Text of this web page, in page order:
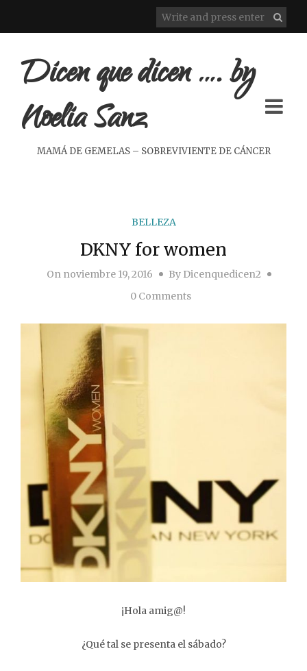
Dicen que dicen …. by
Noelia Sanz
MAMÁ DE GEMELAS – SOBREVIVIENTE DE CÁNCER
BELLEZA
DKNY for women
Onnoviembre 19, 2016 By Dicenquedicen2
0 Comments
¡Hola amig@!
¿Qué tal se presenta el sábado?